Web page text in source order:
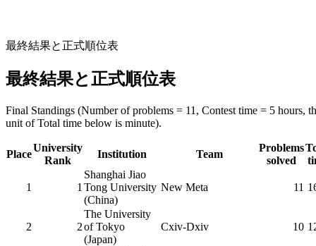
最終結果と正式順位表
最終結果と正式順位表
Final Standings (Number of problems = 11, Contest time = 5 hours,
unit of Total time below is minute).
Place
University
Rank
Institution Team
Problems
solved
1 1
Shanghai Jiao
Tong University
(China)
New Meta 11
2 2
The University
of Tokyo
(Japan)
Cxiv-Dxiv 10